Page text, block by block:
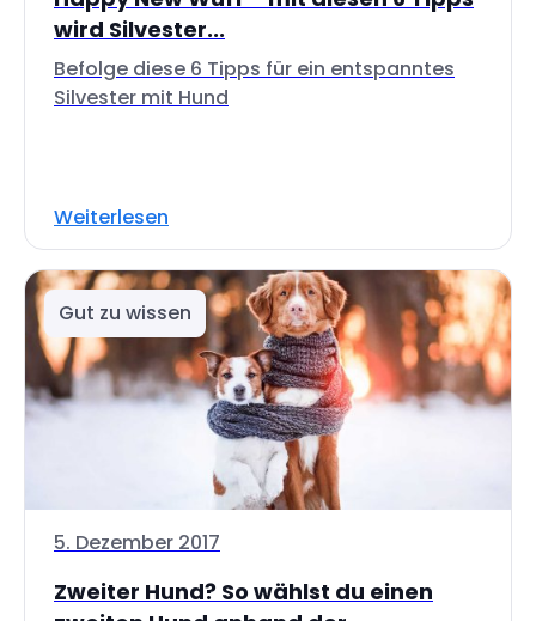
wird Silvester...
Befolge diese 6 Tipps für ein entspanntes
Silvester mit Hund
Weiterlesen
Gut zu wissen
5. Dezember 2017
Zweiter Hund? So wählst du einen